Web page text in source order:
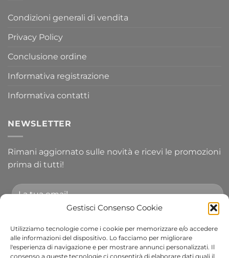
Gestisci Consenso Cookie
Utilizziamo tecnologie come i cookie per memorizzare e/o accedere
alle informazioni del dispositivo. Lo facciamo per migliorare
l'esperienza di navigazione e per mostrare annunci personalizzati. Il
consenso a queste tecnologie ci consentirà di elaborare dati quali il
Condizioni generali di vendita
Privacy Policy
Conclusione ordine
Informativa registrazione
Informativa contatti
NEWSLETTER
Rimani aggiornato sulle novità e ricevi le promozioni
prima di tutti!
Accetto le condizioni generali e di ricevere le
newsletter.